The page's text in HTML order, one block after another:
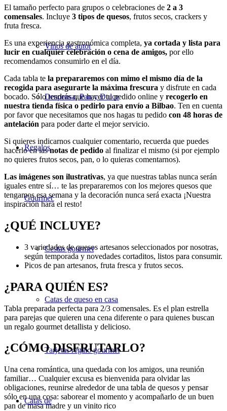
Vinos de autor
Despensa, Pan y Dulce
Regalos
Gourmet
Cestas gourmet
Catas de queso en casa
Tarjetas regalo gourmet
Catas de
El tamaño perfecto para grupos o celebraciones de 2 a 3
comensales. Incluye 3 tipos de quesos, frutos secos, crackers y
fruta fresca.
Es una experiencia gastronómica completa, ya cortada y lista para
lucir en cualquier celebración o cena de amigos, por ello
recomendamos consumirlo en el día.
Cada tabla te la prepararemos con mimo el mismo día de la
recogida para asegurarte la máxima frescura y disfrute en cada
bocado. Sólo tendrás que hacer tu pedido online y recogerlo en
nuestra tienda física o pedirlo para envío a Bilbao. Ten en cuenta
por favor que necesitamos que nos hagas tu pedido con 48 horas de
antelación para poder darte el mejorservicio.
Si quieres indicarnos cualquier comentario, recuerda que puedes
hacerlo en lasnotas de pedido al finalizar el mismo (si por ejemplo
no quieres frutos secos, pan, o lo quieras comentarnos).
Las imágenes son ilustrativas, ya que nuestras tablas nunca serán
iguales entre sí… te las prepararemos con los mejores quesos que
tengamos esa semana y la decoración nunca será exacta ¡Nuestra
inspiración hará el resto!
¿QUÉ INCLUYE?
3 variedades de quesos artesanos seleccionados por nosotras,
según temporada y novedades cortaditos, listos para consumir.
Picos de pan artesanos, fruta fresca y frutos secos.
¿PARA QUIÉN ES?
Tabla preparada perfecta para 2/3 comensales. Es el plan estrella
para parejas que quieren una cena diferente o para quienes buscan
un regalo gourmet detallista y delicioso.
¿CÓMO DISFRUTARLO?
Una cena romántica, una quedada con los amigos, una reunión
familiar… Cualquier excusa es bienvenida para olvidar las
obligaciones, reunirse alrededor de una tabla de quesos y pensar
sólo en una cosa: saborear el momento y acompañarlo de un buen
pan de masa madre y un vinito rico